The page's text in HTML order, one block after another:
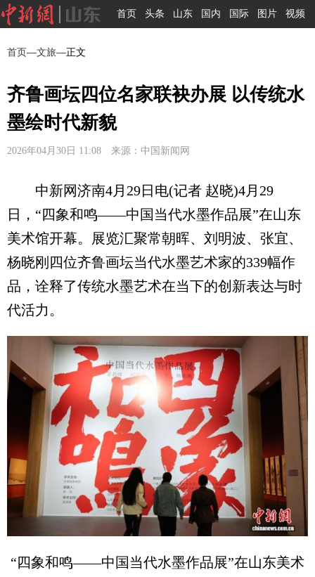
首页 头条 山东 国内 国际 图片 视频
首页—文旅—正文
齐鲁画坛四位名家联袂办展 以传统水
墨绘时代新貌
2026年04月30日 11:08 来源：中国新闻网
中新网济南4月29日电(记者 赵晓)4月29
日，“四象和鸣——中国当代水墨作品展”在山东
美术馆开幕。展览汇聚常朝晖、刘明波、张宜、
杨晓刚四位齐鲁画坛当代水墨艺术家的339幅作
品，诠释了传统水墨艺术在当下的创新表达与时
代活力。
“四象和鸣——中国当代水墨作品展”在山东美术